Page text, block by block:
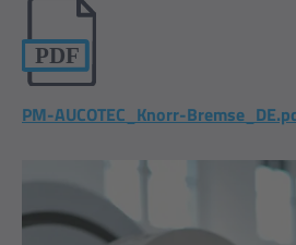
PM-AUCOTEC_Knorr-